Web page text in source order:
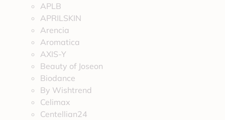
APLB
APRILSKIN
Arencia
Aromatica
AXIS-Y
Beauty of Joseon
Biodance
By Wishtrend
Celimax
Centellian24